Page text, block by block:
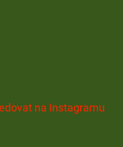
na Instagramu